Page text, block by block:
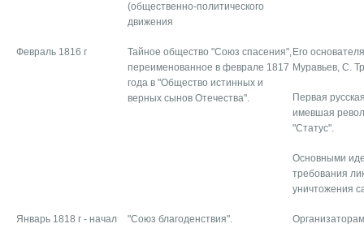
(общественно-политического
движения
Февраль 1816 г
Тайное общество "Союз спасения",
переименованное в феврале 1817
года в "Общество истинных и
верных сынов Отечества".
Его
Муравьев, С.
Первая
имевшая
"Статус".
Основными
требования
уничтожения
Январь 1818 г - начал
"Союз благоденствия".